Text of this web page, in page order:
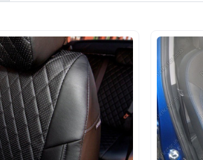
Купить
интернетмагазине
новейшими тюнинг-
очень быстро
функциональных
Как называют Kia